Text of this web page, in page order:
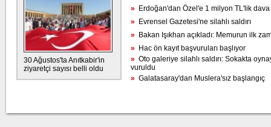
30 Ağustos'ta Anıtkabir'in
ziyaretçi sayısı belli oldu
» Erdoğan'dan Özel'e 1 milyon TL'lik dava
» Evrensel Gazetesi'ne silahlı saldırı
» Bakan Işıkhan açıkladı: Memurun ilk
» Hac ön kayıt başvuruları başlıyor
» Oto galeriye silahlı saldırı: Sokakta
vuruldu
» Galatasaray'dan Muslera'sız başlangıç